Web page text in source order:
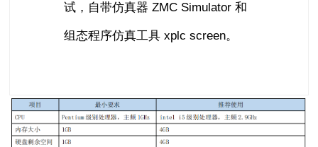
试，自带仿真器 ZMC Simulator 和
组态程序仿真工具 xplc screen。